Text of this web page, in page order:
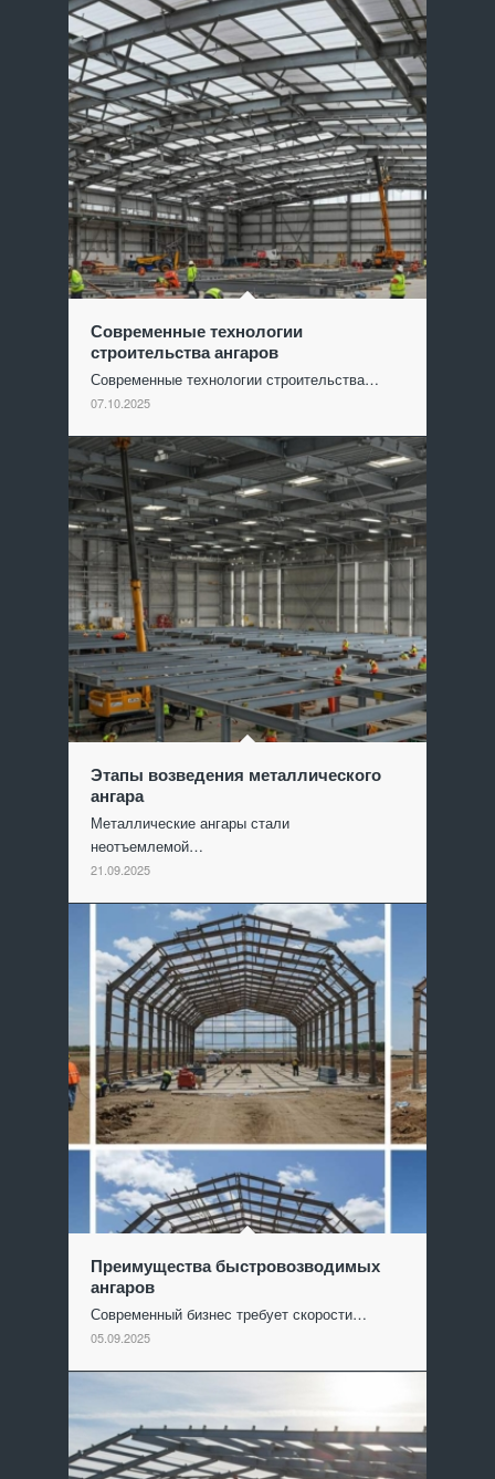
Современные технологии
строительства ангаров
Современные технологии строительства…
07.10.2025
Этапы возведения металлического
ангара
Металлические ангары стали
неотъемлемой…
21.09.2025
Преимущества быстровозводимых
ангаров
Современный бизнес требует скорости…
05.09.2025